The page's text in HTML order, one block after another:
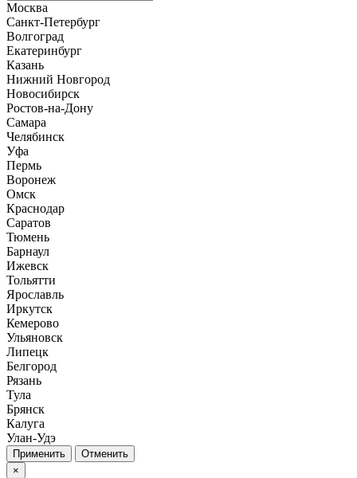
Москва
Санкт-Петербург
Волгоград
Екатеринбург
Казань
Нижний Новгород
Новосибирск
Ростов-на-Дону
Самара
Челябинск
Уфа
Пермь
Воронеж
Омск
Краснодар
Саратов
Тюмень
Барнаул
Ижевск
Тольятти
Ярославль
Иркутск
Кемерово
Ульяновск
Липецк
Белгород
Рязань
Тула
Брянск
Калуга
Улан-Удэ
Отменить
×